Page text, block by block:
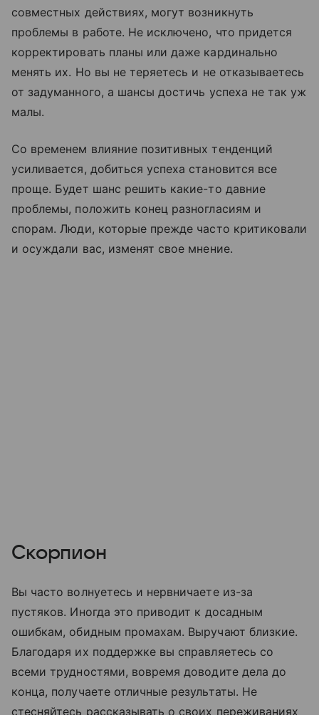
совместных действиях, могут возникнуть
проблемы в работе. Не исключено, что придется
корректировать планы или даже кардинально
менять их. Но вы не теряетесь и не отказываетесь
от задуманного, а шансы достичь успеха не так уж
малы.
Со временем влияние позитивных тенденций
усиливается, добиться успеха становится все
проще. Будет шанс решить какие-то давние
проблемы, положить конец разногласиям и
спорам. Люди, которые прежде часто критиковали
и осуждали вас, изменят свое мнение.
Скорпион
Вы часто волнуетесь и нервничаете из-за
пустяков. Иногда это приводит к досадным
ошибкам, обидным промахам. Выручают близкие.
Благодаря их поддержке вы справляетесь со
всеми трудностями, вовремя доводите дела до
конца, получаете отличные результаты. Не
стесняйтесь рассказывать о своих переживаниях